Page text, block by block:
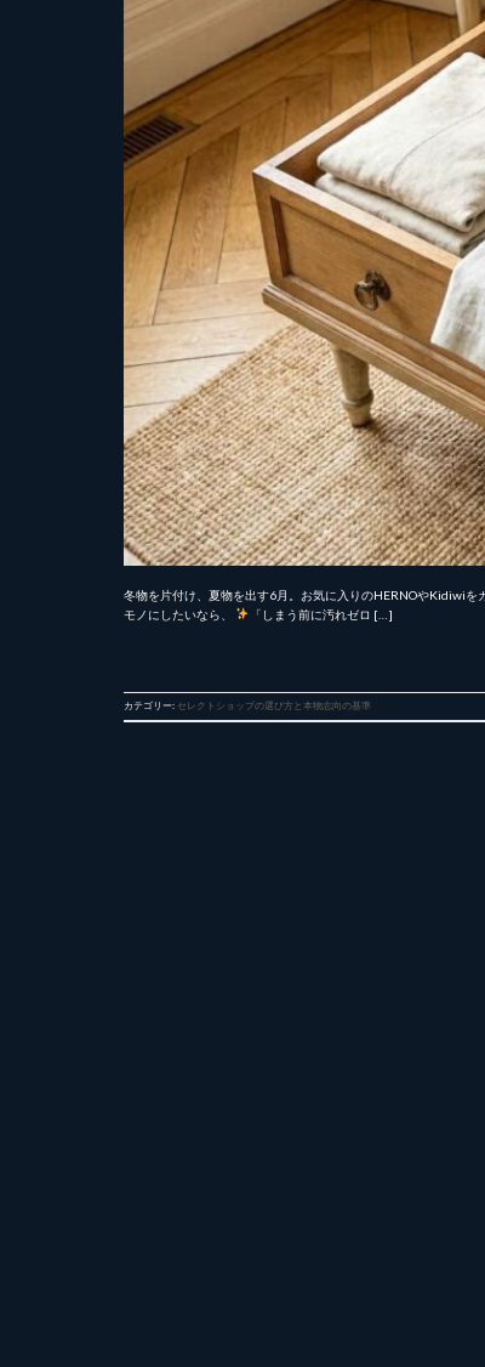
冬物を片付け、夏物を出す6月。お気に入りのHERNOやKidiwiを
モノにしたいなら、
「しまう前に汚れゼロ […]
カテゴリー: セレクトショップの選び方と本物志向の基準